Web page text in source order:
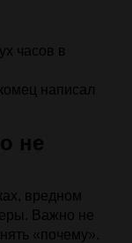
часов в
написал
не
вредном
Важно не
«почему».